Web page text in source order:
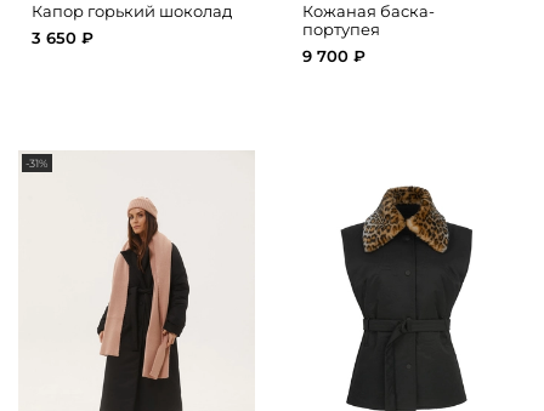
Капор горький шоколад
3 650 ₽
Кожаная баска-
портупея
9 700 ₽
-31%